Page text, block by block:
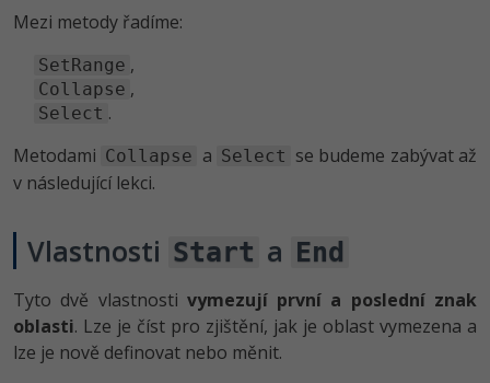
Fórum
Mezi metody řadíme:
SetRange ,
Collapse ,
Select .
Metodami Collapse a Select se budeme zabývat až
v následující lekci.
Vlastnosti Start a End
Tyto dvě vlastnosti vymezují první a poslední znak
oblasti. Lze je číst pro zjištění, jak je oblast vymezena a
lze je nově definovat nebo měnit.